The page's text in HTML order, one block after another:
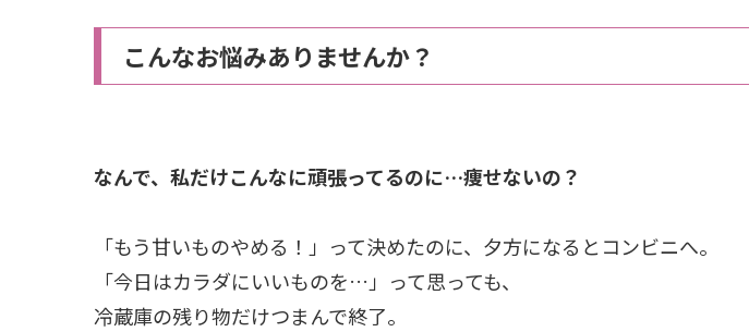
こんなお悩みありませんか？
なんで、私だけこんなに頑張ってるのに…痩せないの？
「もう甘いものやめる！」って決めたのに、夕方になるとコンビニへ。
「今日はカラダにいいものを…」って思っても、
冷蔵庫の残り物だけつまんで終了。